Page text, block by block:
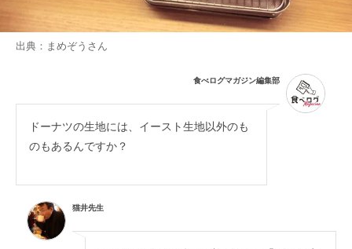
出典： まめぞう さん
食べログマガジン編集部
ドーナツの生地には、イースト生地以外のも
のもあるんですか？
猫井先生